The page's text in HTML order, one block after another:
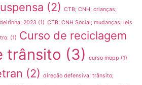
(2) CTB; CNH; crianças;
2023 (1) CTB; CNH Social; mudanças; leis
(1) Curso de reciclagem
trânsito (3) curso mopp (1)
(2) direção defensiva; trânsito;